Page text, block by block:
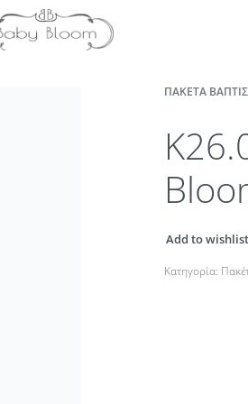
ΠΑΚΈΤΑ
Add to
Κατηγορία: